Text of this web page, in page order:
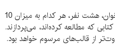
در هر نوبت از نشست‌های کتاب‌خوان، هشت نفر، هر کدام به میزان 10
از کتابی که مطالعه کرده‌اند، می‌پردازند.
از قالب‌های مرسوم خواهد بود.